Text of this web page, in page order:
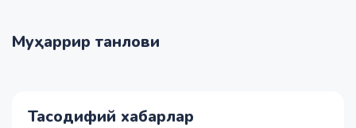
Муҳаррир танлови
Тасодифий хабарлар